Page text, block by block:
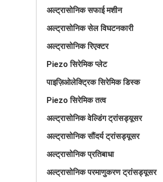
अल्ट्रासोनिक सफाई मशीन
अल्ट्रासोनिक सेल विघटनकारी
अल्ट्रासोनिक रिएक्टर
Piezo सिरेमिक प्लेट
पाइज़िओलेक्ट्रिक सिरेमिक डिस्क
Piezo सिरेमिक तत्व
अल्ट्रासोनिक वेल्डिंग ट्रांसड्यूसर
अल्ट्रासोनिक सौंदर्य ट्रांसड्यूसर
अल्ट्रासोनिक प्रतिबाधा
अल्ट्रासोनिक परमाणुकरण ट्रांसड्यूसर